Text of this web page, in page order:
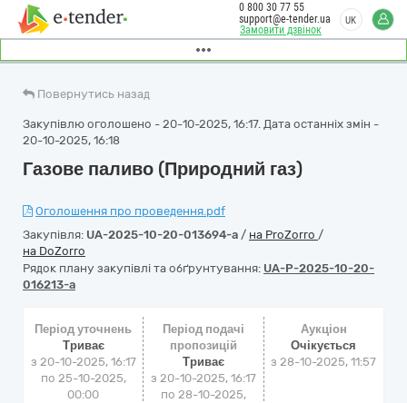
Замовити дзвінок
0 800 30 77 55
support@e-tender.ua
UK
Повернутись назад
Закупівлю оголошено - 20-10-2025, 16:17. Дата останніх змін -
20-10-2025, 16:18
Газове паливо (Природний газ)
Оголошення про проведення.pdf
Закупівля: UA-2025-10-20-013694-a / на ProZorro /
на DoZorro
Рядок плану закупівлі та обґрунтування: UA-P-2025-10-20-
016213-a
Період уточнень
Триває
з 20-10-2025, 16:17
по 25-10-2025,
00:00
Період подачі
пропозицій
Триває
з 20-10-2025, 16:17
по 28-10-2025,
Аукціон
Очікується
з28-10-2025, 11:57